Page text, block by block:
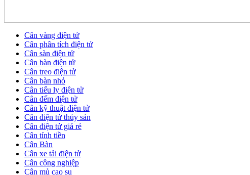
Cân vàng điện tử
Cân phân tích điện tử
Cân sàn điện tử
Cân bàn điện tử
Cân treo điện tử
Cân bàn nhỏ
Cân tiểu ly điện tử
Cân đếm điện tử
Cân kỹ thuật điện tử
Cân điện tử thủy sản
Cân điện tử giá rẻ
Cân tính tiền
Cân Bàn
Cân xe tải điện tử
Cân công nghiệp
Cân mủ cao su